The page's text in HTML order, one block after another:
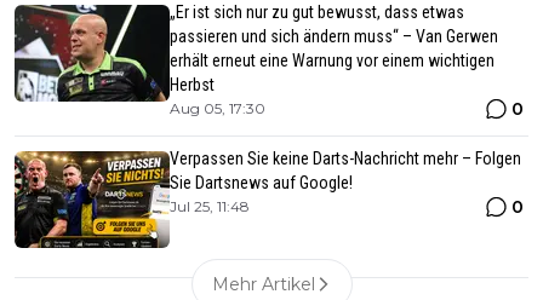
„Er ist sich nur zu gut bewusst, dass etwas
passieren und sich ändern muss“ – Van Gerwen
erhält erneut eine Warnung vor einem wichtigen
Herbst
Aug 05, 17:30 0
Verpassen Sie keine Darts-Nachricht mehr – Folgen
Sie Dartsnews auf Google!
Jul 25, 11:48 0
Mehr Artikel